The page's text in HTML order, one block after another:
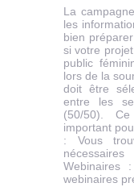
La
les
bien
si votre
public
lors de la
doit être
entre les
(50/50).
important
: Vous
Webinaires
webinaires